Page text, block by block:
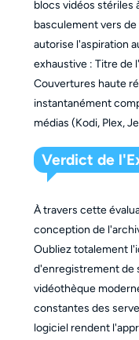
blocs vidéos stériles
basculement vers
autorise l'aspiration
exhaustive : Titre de
Couvertures haute
instantanément
médias (Kodi, Plex,
Verdict de
À travers cette
conception de
Oubliez totalement
d'enregistrement de
vidéothèque
constantes des
logiciel rendent